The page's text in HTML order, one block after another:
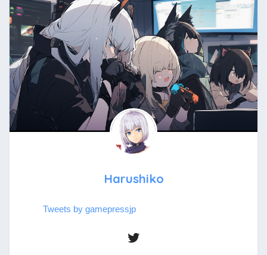
Harushiko
Tweets by gamepressjp